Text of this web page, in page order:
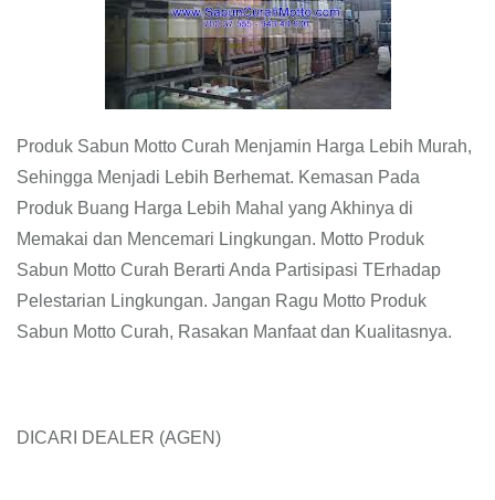
Produk Sabun Motto Curah Menjamin Harga Lebih Murah,
Sehingga Menjadi Lebih Berhemat. Kemasan Pada
Produk Buang Harga Lebih Mahal yang Akhinya di
Memakai dan Mencemari Lingkungan. Motto Produk
Sabun Motto Curah Berarti Anda Partisipasi TErhadap
Pelestarian Lingkungan. Jangan Ragu Motto Produk
Sabun Motto Curah, Rasakan Manfaat dan Kualitasnya.
DICARI DEALER (AGEN)